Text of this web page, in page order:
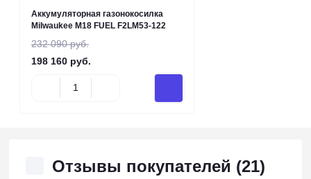
Аккумуляторная газонокосилка
Milwaukee M18 FUEL F2LM53-122
232 090 руб.
198 160 руб.
Отзывы покупателей (21)